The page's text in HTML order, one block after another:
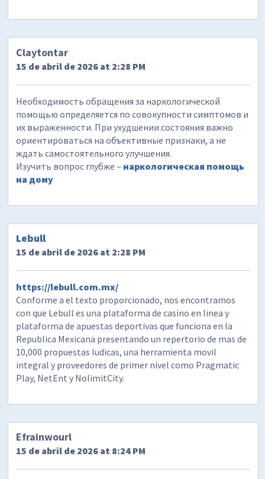
Claytontar
15 de abril de 2026 at 2:28 PM
Необходимость обращения за наркологической
помощью определяется по совокупности симптомов и
их выраженности. При ухудшении состояния важно
ориентироваться на объективные признаки, а не
ждать самостоятельного улучшения.
Изучить вопрос глубже – наркологическая помощь
на дому
Lebull
15 de abril de 2026 at 2:28 PM
https://lebull.com.mx/
Conforme a el texto proporcionado, nos encontramos
con que Lebull es una plataforma de casino en linea y
plataforma de apuestas deportivas que funciona en la
Republica Mexicana presentando un repertorio de mas de
10,000 propuestas ludicas, una herramienta movil
integral y proveedores de primer nivel como Pragmatic
Play, NetEnt y NolimitCity.
Efrainwourl
15 de abril de 2026 at 8:24 PM